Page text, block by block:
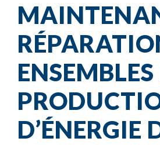
ENSEMBLES
D’ÉNERGIE